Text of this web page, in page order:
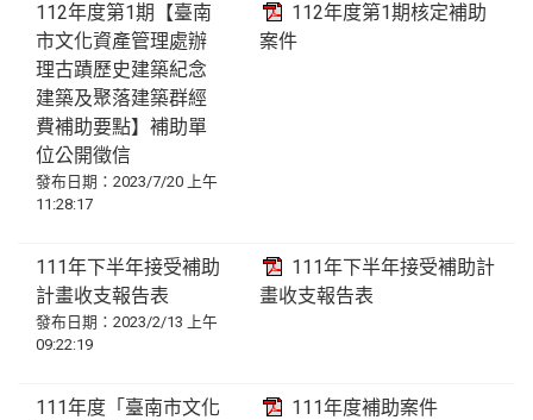
112年度第1期【臺南
市文化資產管理處辦
理古蹟歷史建築紀念
建築及聚落建築群經
費補助要點】補助單
位公開徵信
發布日期：2023/7/20 上午
11:28:17
112年度第1期核定補助
案件
111年下半年接受補助
計畫收支報告表
發布日期：2023/2/13 上午
09:22:19
111年下半年接受補助計
畫收支報告表
111年度「臺南市文化
111年度補助案件